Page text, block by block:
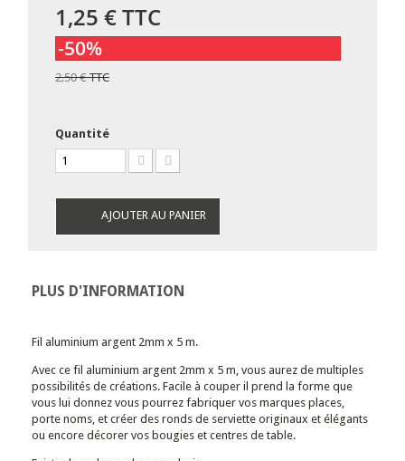
1,25 €TTC
-50%
2,50 €TTC
Quantité
AJOUTER AU PANIER
PLUS D'INFORMATION
Fil aluminium argent 2mm x 5 m.
Avec ce fil aluminium argent 2mm x 5 m, vous aurez de multiples
possibilités de créations. Facile à couper il prend la forme que
vous lui donnez vous pourrez fabriquer vos marques places,
porte noms, et créer des ronds de serviette originaux et élégants
ou encore décorer vos bougies et centres de table.